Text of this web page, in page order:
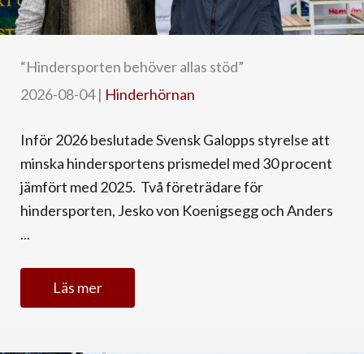
“Hindersporten behöver allas stöd”
2026-08-04| Hinderhörnan
Inför 2026 beslutade Svensk Galopps styrelse att
minska hindersportens prismedel med 30 procent
jämfört med 2025. Två företrädare för
hindersporten, Jesko von Koenigsegg och Anders
...
Läs mer